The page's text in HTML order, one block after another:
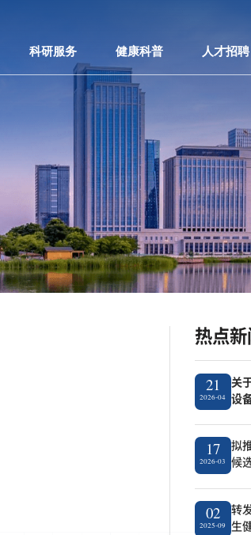
科研服务 健康科普 人才招聘
热点
21
2026-04
关
设
17
2026-03
拟
候
02
2025-09
转
生